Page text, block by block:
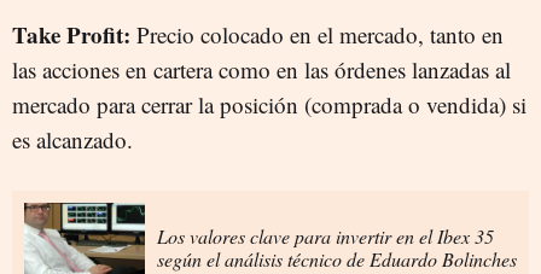
Take Profit: Precio colocado en el mercado, tanto en
las acciones en cartera como en las órdenes lanzadas al
mercado para cerrar la posición (comprada o vendida) si
es alcanzado.
Los valores clave para invertir en el Ibex 35
según el análisis técnico de Eduardo Bolinches